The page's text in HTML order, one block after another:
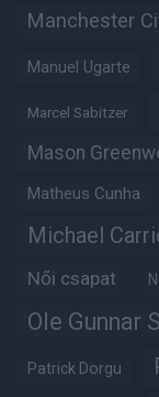
Manchester
Manuel Ugarte
Marcel Sabitzer
Mason
Matheus Cunha
Michael
Női csapat
Ole Gunnar
Patrick Dorgu